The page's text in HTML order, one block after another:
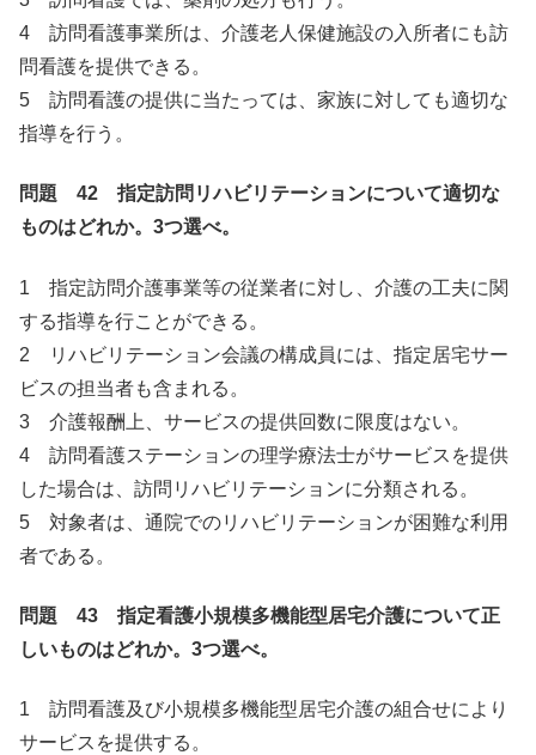
4 訪問看護事業所は、介護老人保健施設の入所者にも訪
問看護を提供できる。
5 訪問看護の提供に当たっては、家族に対しても適切な
指導を行う。
問題 42 指定訪問リハビリテーションについて適切な
ものはどれか。3つ選べ。
1 指定訪問介護事業等の従業者に対し、介護の工夫に関
する指導を行ことができる。
2 リハビリテーション会議の構成員には、指定居宅サー
ビスの担当者も含まれる。
3 介護報酬上、サービスの提供回数に限度はない。
4 訪問看護ステーションの理学療法士がサービスを提供
した場合は、訪問リハビリテーションに分類される。
5 対象者は、通院でのリハビリテーションが困難な利用
者である。
問題 43 指定看護小規模多機能型居宅介護について正
しいものはどれか。3つ選べ。
1 訪問看護及び小規模多機能型居宅介護の組合せにより
サービスを提供する。